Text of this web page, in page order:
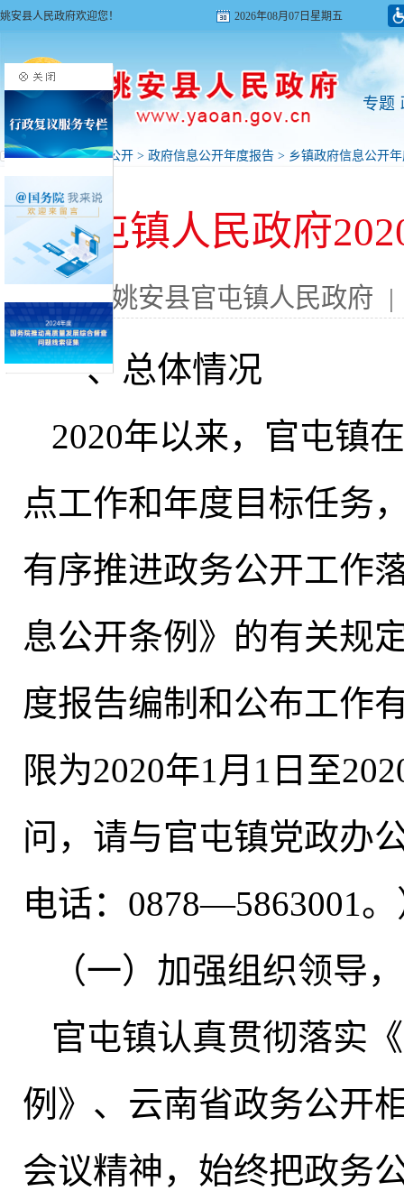
姚安县人民政府欢迎您！ 2026年08月07日星期五
专题
首页>政府信息公开 > 政府信息公开年度报告 > 乡镇政府信息公开
官屯镇人民政府
来源: 姚安县官屯镇人民政府 |
一、总体情况
2020年以来， 官屯镇
点工作和年度目标任务
有序推进政务公开工作
息公开条例》的有关规
度报告编制和公布工作
限为2020年1月1日至
问，请与官屯镇党政办
电话：0878—5863001
（一）加强组织领导，
官屯镇认真贯彻落实
例》、云南省政务公开
会议精神， 始终把政务